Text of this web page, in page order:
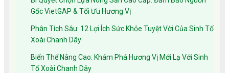
Gốc VietGAP & Tối Ưu Hương Vị
Phân Tích Sâu: 12 Lợi Ích Sức Khỏe Tuyệt Vời Của Sinh Tố
Xoài Chanh Dây
Biến Thể Nâng Cao: Khám Phá Hương Vị Mới Lạ Với Sinh
Tố Xoài Chanh Dây